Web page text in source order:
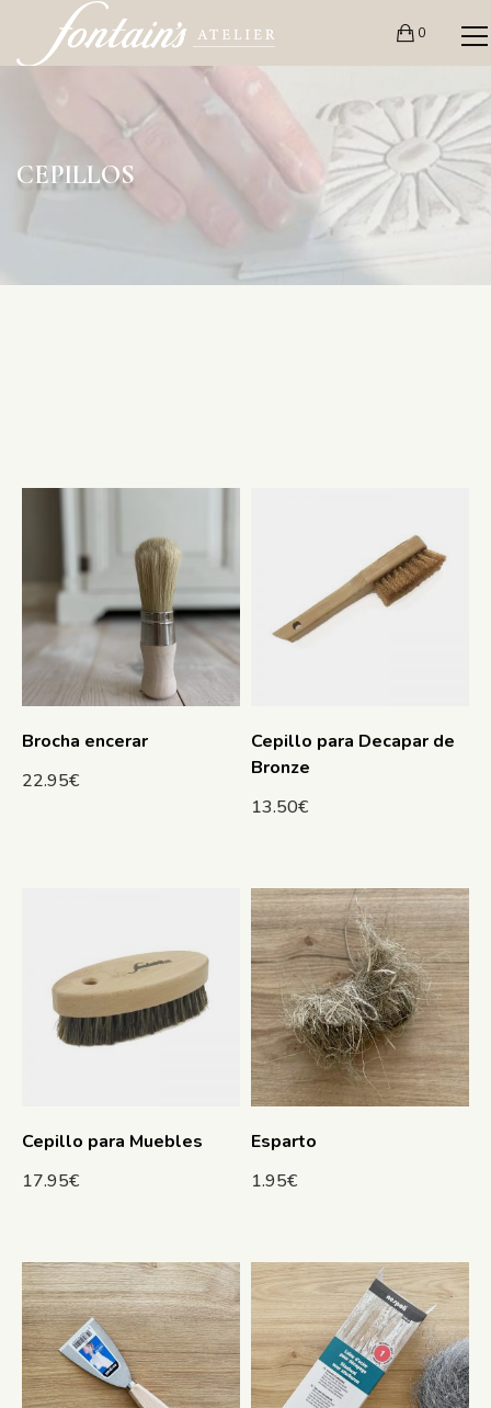
0
CEPILLOS
Brocha encerar
22.95€
Cepillo para Decapar de
Bronze
13.50€
Cepillo para Muebles
17.95€
Esparto
1.95€